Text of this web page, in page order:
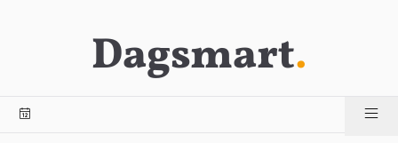
Dagsmart.